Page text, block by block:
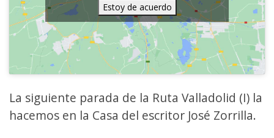
Estoy de acuerdo
La siguiente parada de la Ruta Valladolid (I) la
hacemos en la Casa del escritor José Zorrilla.